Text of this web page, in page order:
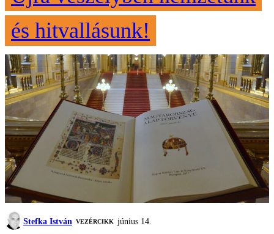
és hitvallásunk!
Stefka István VEZÉRCIKK június 14.